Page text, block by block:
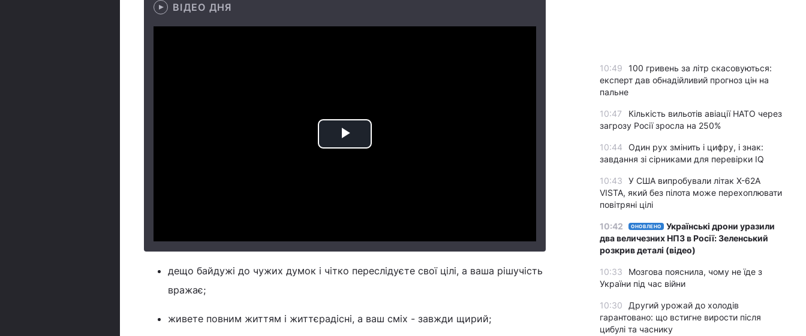
ВІДЕО ДНЯ
Play
дещо байдужі до чужих думок і чітко переслідуєте свої цілі, а ваша рішучість
вражає;
живете повним життям і життєрадісні, а ваш сміх - завжди щирий;
10:49
100 гривень за літр скасовуються:
експерт дав обнадійливий прогноз цін на
пальне
10:47
Кількість вильотів авіації НАТО через
загрозу Росії зросла на 250%
10:44
Один рух змінить і цифру, і знак:
завдання зі сірниками для перевірки IQ
10:43
У США випробували літак X-62A
VISTA, який без пілота може перехоплювати
повітряні цілі
10:42 ОНОВЛЕНО
Українські дрони уразили
два величезних НПЗ в Росії: Зеленський
розкрив деталі (відео)
10:33
Мозгова пояснила, чому не їде з
України під час війни
10:30
Другий урожай до холодів
гарантовано: що встигне вирости після
цибулі та часнику